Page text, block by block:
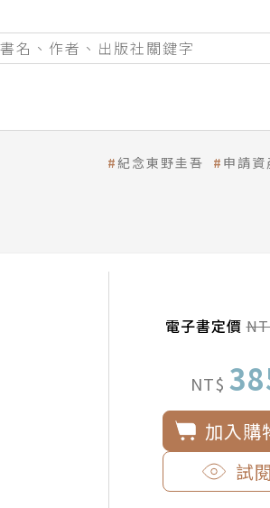
紀念東野圭吾 申請資
電子書定價
NT$
加入購
試閱